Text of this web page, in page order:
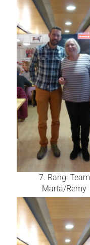
7. Rang: Team
Marta/Remy